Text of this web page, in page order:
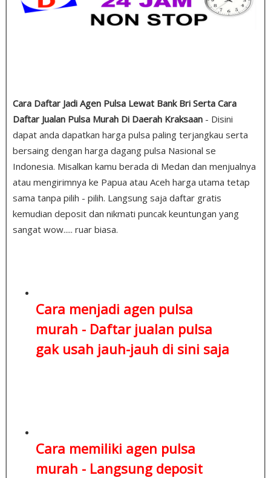
Cara Daftar Jadi Agen Pulsa Lewat Bank Bri Serta Cara
Daftar Jualan Pulsa Murah Di Daerah Kraksaan - Disini
dapat anda dapatkan harga pulsa paling terjangkau serta
bersaing dengan harga dagang pulsa Nasional se
Indonesia. Misalkan kamu berada di Medan dan menjualnya
atau mengirimnya ke Papua atau Aceh harga utama tetap
sama tanpa pilih - pilih. Langsung saja daftar gratis
kemudian deposit dan nikmati puncak keuntungan yang
sangat wow..... ruar biasa.
Cara menjadi agen pulsa
murah - Daftar jualan pulsa
gak usah jauh-jauh di sini saja
Cara memiliki agen pulsa
murah - Langsung deposit